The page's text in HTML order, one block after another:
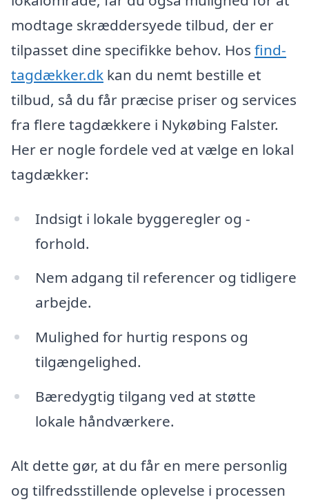
modtage skræddersyede tilbud, der er
tilpasset dine specifikke behov. Hos find-
tagdækker.dk kan du nemt bestille et
tilbud, så du får præcise priser og services
fra flere tagdækkere i Nykøbing Falster.
Her er nogle fordele ved at vælge en lokal
tagdækker:
Indsigt i lokale byggeregler og -
forhold.
Nem adgang til referencer og tidligere
arbejde.
Mulighed for hurtig respons og
tilgængelighed.
Bæredygtig tilgang ved at støtte
lokale håndværkere.
Alt dette gør, at du får en mere personlig
og tilfredsstillende oplevelse i processen